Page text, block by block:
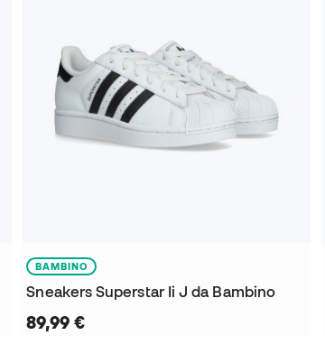
BAMBINO
Sneakers Superstar Ii J da Bambino
89,99 €